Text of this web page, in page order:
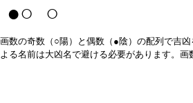
●○ ○
画数の奇数（○陽）と偶数（●陰）の配列で吉
よる名前は大凶名で避ける必要があります。画